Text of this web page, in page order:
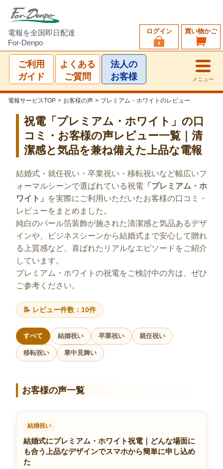
電報を全国即日配達
For-Denpo
買い物かご
ログイン
ご利用
ガイド
よくある
ご質問
法人の
お客様
メニュー
電報サービスTOP > お客様の声 > プレミアム・ホワイトのレビュー
祝電「プレミアム・ホワイト」の口
コミ・お客様の声レビュー一覧｜清
潔感と気品を兼ね備えた上品な電報
結婚式・就任祝い・卒業祝い・移転祝いなど幅広いフ
ォーマルシーンで選ばれている祝電 「プレミアム・ホ
ワイト」
を実際にご利用いただいたお客様の口コミ・
レビューをまとめました。
純白のパール箔装飾が施された清潔感と気品あるデザ
インや、ビジネスシーンから結婚式まで安心して贈れ
る上質感など、喜ばれたリアルなエピソードをご紹介
しています。
プレミアム・ホワイトの祝電をご検討中の方は、ぜひ
ご参考ください。
📝 レビュー件数：10件
すべて 結婚祝い 卒業祝い 就任祝い
移転祝い 寒中見舞い
お客様の声一覧
結婚祝い
結婚式にプレミアム・ホワイト祝電｜どんな場面に
も合う上品なデザインでスマホから簡単に申し込め
た